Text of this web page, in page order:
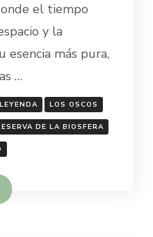
el tiempo
y la
esencia más pura,
…
LEYENDA LOS OSCOS
DE LA BIOSFERA